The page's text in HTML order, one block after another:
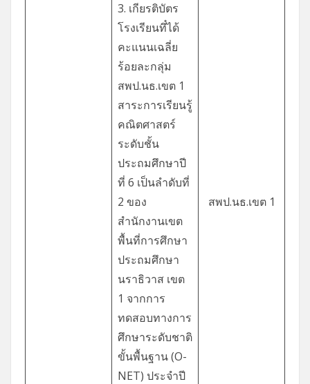
3. เกียรติบัตร
โรงเรียนทึ๋ได้
คะแนนเฉลี่ย
ร้อยละกลุ่ม
สพป.นธ.เขต 1
สาระการเรียนรู้
คณิตศาสตร์
ระดับชั้น
ประถมศึกษาปี
ที่ 6 เป็นลำดับที่
2 ของ
สำนักงานเขต
พื้นที่การศึกษา
ประถมศึกษา
นราธิวาส เขต
1 จากการ
ทดสอบทางการ
ศึกษาระดับชาติ
ขั้นพื้นฐาน (O-
NET) ประจำปี
สพป.นธ.เขต 1